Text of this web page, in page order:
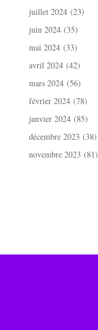
juillet 2024 (23)
juin 2024 (35)
mai 2024 (33)
avril 2024 (42)
mars 2024 (56)
février 2024 (78)
janvier 2024 (85)
décembre 2023 (38)
novembre 2023 (81)